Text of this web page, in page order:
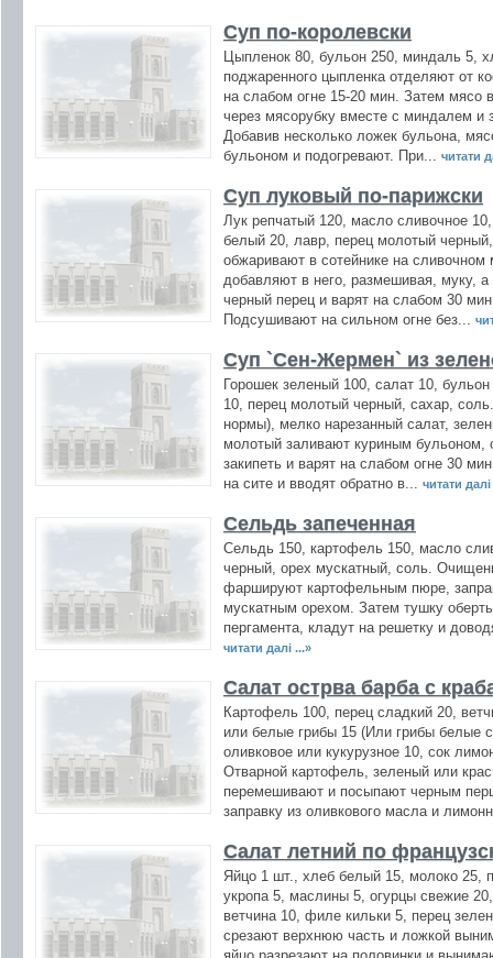
Суп по-королевски
Цыпленок 80, бульон 250, миндаль 5,
поджаренного цыпленка отделяют от
на слабом огне 15-20 мин. Затем
через мясорубку вместе с миндалем
Добавив несколько ложек бульона,
бульоном и подогревают. При...
читати
Суп луковый по-парижски
Лук репчатый 120, масло сливочное
белый 20, лавр, перец молотый
обжаривают в сотейнике на сливочном
добавляют в него, размешивая, муку,
черный перец и варят на слабом 30
Подсушивают на сильном огне без...
Суп `Сен-Жермен` из
Горошек зеленый 100, салат 10,
10, перец молотый черный, сахар,
нормы), мелко нарезанный салат,
молотый заливают куриным бульоном,
закипеть и варят на слабом огне 30
на сите и вводят обратно в...
читати
Сельдь запеченная
Сельдь 150, картофель 150, масло
черный, орех мускатный, соль.
фаршируют картофельным пюре,
мускатным орехом. Затем тушку
пергамента, кладут на решетку и
читати далі ...»
Салат острва барба с
Картофель 100, перец сладкий 20,
или белые грибы 15 (Или грибы белые
оливковое или кукурузное 10, сок
Отварной картофель, зеленый или
перемешивают и посыпают черным
заправку из оливкового масла и
Салат летний по
Яйцо 1 шт., хлеб белый 15, молоко 25,
укропа 5, маслины 5, огурцы свежие
ветчина 10, филе кильки 5, перец
срезают верхнюю часть и ложкой